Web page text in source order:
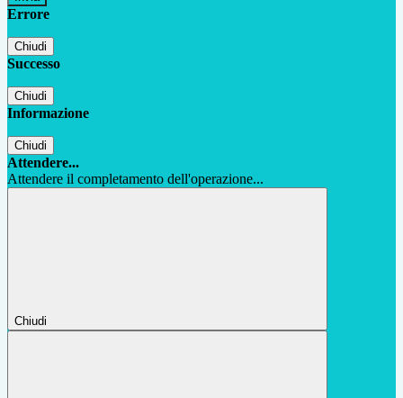
Errore
Chiudi
Successo
Chiudi
Informazione
Chiudi
Attendere...
Attendere il completamento dell'operazione...
Chiudi